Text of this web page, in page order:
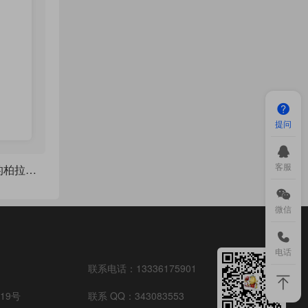
TiKZ 绘制五种经典的柏拉图立体（正多面体）
号
联系电话： 13336175901
联系 QQ： 343083553
提问
客服
微信
电话